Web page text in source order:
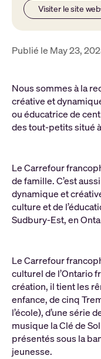
Visiter le site web
Publié le May 23,
Nous sommes à la
créative et
ou éducatrice de
des tout-petits situé
Le Carrefour
de famille. C’est
dynamique et
culture et de
Sudbury-Est, en
Le Carrefour
culturel de l’Ontario
création, il tient les
enfance, de cinq
l’école), d’une série
musique la Clé de
présentés sous la
jeunesse.